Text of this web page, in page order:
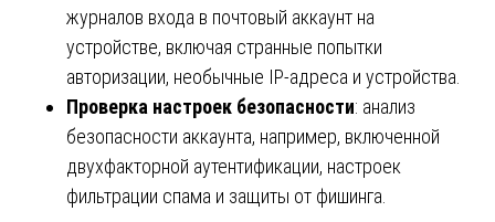
журналов входа в почтовый аккаунт на
устройстве, включая странные попытки
авторизации, необычные IP-адреса и устройства.
Проверка настроек безопасности: анализ
безопасности аккаунта, например, включенной
двухфакторной аутентификации, настроек
фильтрации спама и защиты от фишинга.